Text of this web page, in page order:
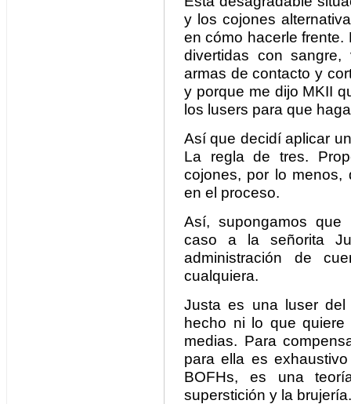
y los cojones
en cómo hacerle frente.
divertidas con sangre,
armas de contacto y
y porque me dijo MKII
los lusers para que
Así que decidí aplicar
La regla de tres.
cojones, por lo menos,
en el proceso.
Así, supongamos que
caso a la señorita
administración de
cualquiera.
Justa es una luser
hecho ni lo que
medias. Para
para ella es
BOFHs, es una
superstición y la brujería.